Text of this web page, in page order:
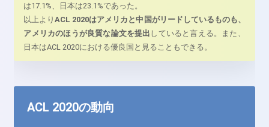
は17.1%、日本は23.1%であった。
以上よりACL 2020はアメリカと中国がリードしているものも、
アメリカのほうが良質な論文を提出 していると言える。また、
日本はACL 2020における優良国と見ることもできる。
ACL 2020の動向